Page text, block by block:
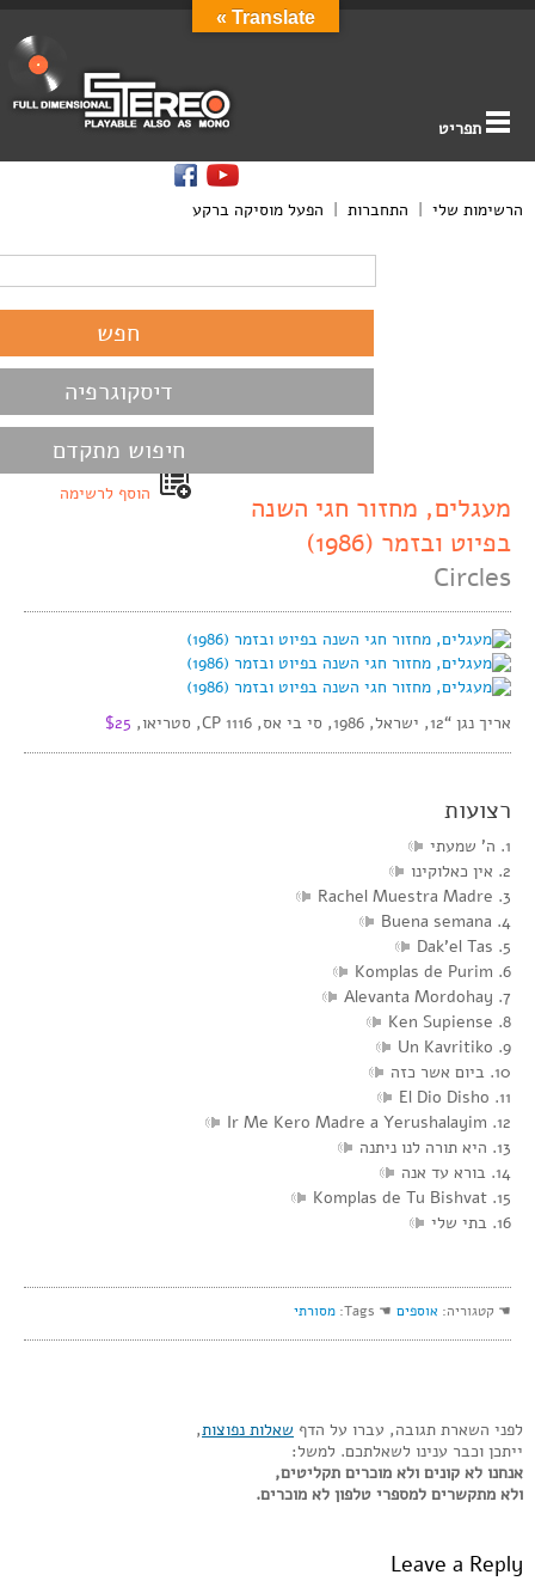
תפריט
הרשימות שלי | התחברות | הפעל מוסיקה ברקע
דיסקוגרפיה
חיפוש מתקדם
הוסף לרשימה
מעגלים, מחזור חגי השנה
בפיוט ובזמר (1986)
Circles
אריך נגן “12, ישראל, 1986, סי בי אס, CP 1116, סטריאו, $25
רצועות
1. ה’ שמעתי
2. אין כאלוקינו
3. Rachel Muestra Madre
4. Buena semana
5. Dak’el Tas
6. Komplas de Purim
7. Alevanta Mordohay
8. Ken Supiense
9. Un Kavritiko
10. ביום אשר כזה
11. El Dio Disho
12. Ir Me Kero Madre a Yerushalayim
13. היא תורה לנו ניתנה
14. בורא עד אנה
15. Komplas de Tu Bishvat
16. בתי שלי
☚ קטגוריה: אוספים ☚ Tags: מסורתי
לפני השארת תגובה, עברו על הדף שאלות נפוצות,
ייתכן וכבר ענינו לשאלתכם. למשל:
אנחנו לא קונים ולא מוכרים תקליטים,
ולא מתקשרים למספרי טלפון לא מוכרים.
Leave a Reply
Translate »